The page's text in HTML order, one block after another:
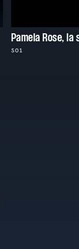
Pamela Rose, la
S01